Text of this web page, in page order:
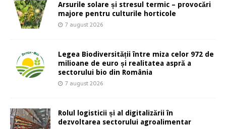
Arsurile solare și stresul termic – provocări
majore pentru culturile horticole
7 august 2026
Legea Biodiversității între miza celor 972 de
milioane de euro și realitatea aspră a
sectorului bio din România
7 august 2026
Rolul logisticii și al digitalizării în
dezvoltarea sectorului agroalimentar